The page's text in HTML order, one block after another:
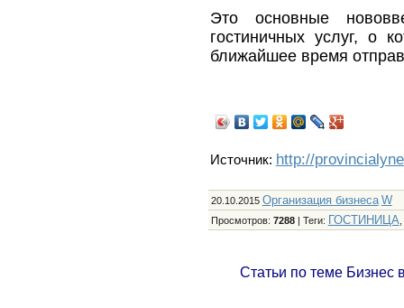
Это основные
гостиничных услуг, о
ближайшее время
Источник: http://
20.10.2015 Организация бизнеса W
Просмотров: 7288| Теги: ГОСТИНИЦА
Статьи по теме Бизнес